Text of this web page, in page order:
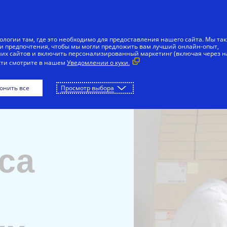
вас Для бизнеса Инноваторам
там, где это необходимо для предоставления нашего сайта. Мы
предпочтения, чтобы мы могли предложить вам лучший онлайн-опыт,
сайтов и включить персонализированный маркетинг (включая через
смотрите в нашем Уведомлении о куки.
все Просмотр выбора